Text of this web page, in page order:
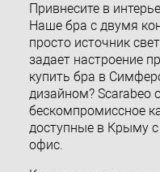
Привнесите в
Наше бра с двумя
просто источник
задает настроение
купить бра в
дизайном? Scarabeo
бескомпромиссное
доступные в Крыму
офис.